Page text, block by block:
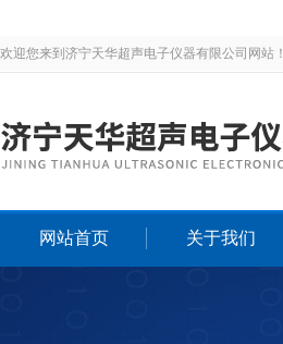
欢迎您来到济宁天华超声电子仪器有限公司网站！
网站首页 关于我们